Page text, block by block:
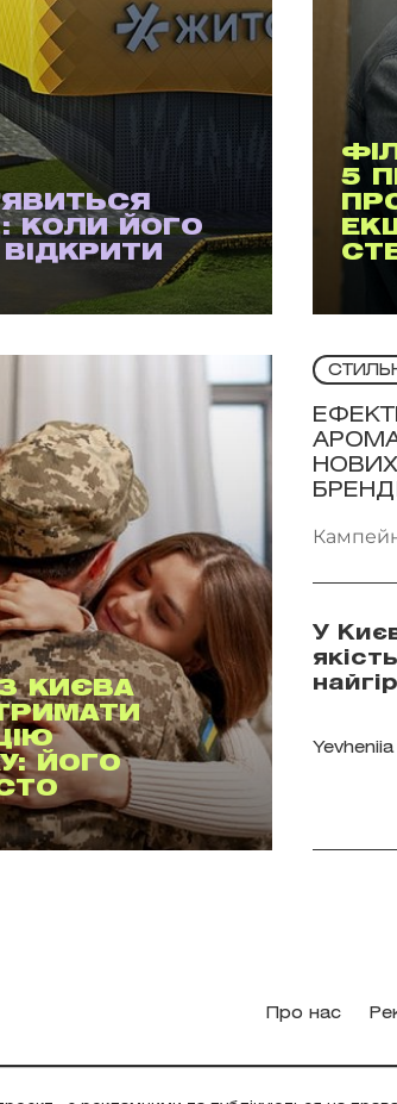
КОЛИ ЙОГО
5
КИЄВА
ЙОГО
У
Про нас